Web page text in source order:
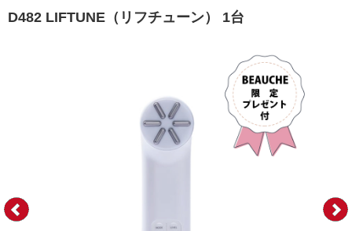
D482 LIFTUNE（リフチューン） 1台